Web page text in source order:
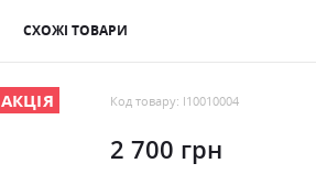
СХОЖІ ТОВАРИ
АКЦІЯ Код товару: l10010004
2 700 грн